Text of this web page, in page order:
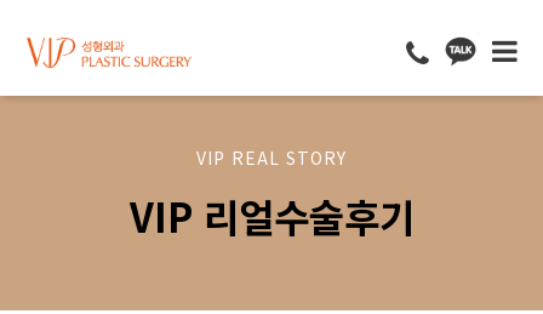
VIP REAL STORY
VIP 리얼수술후기